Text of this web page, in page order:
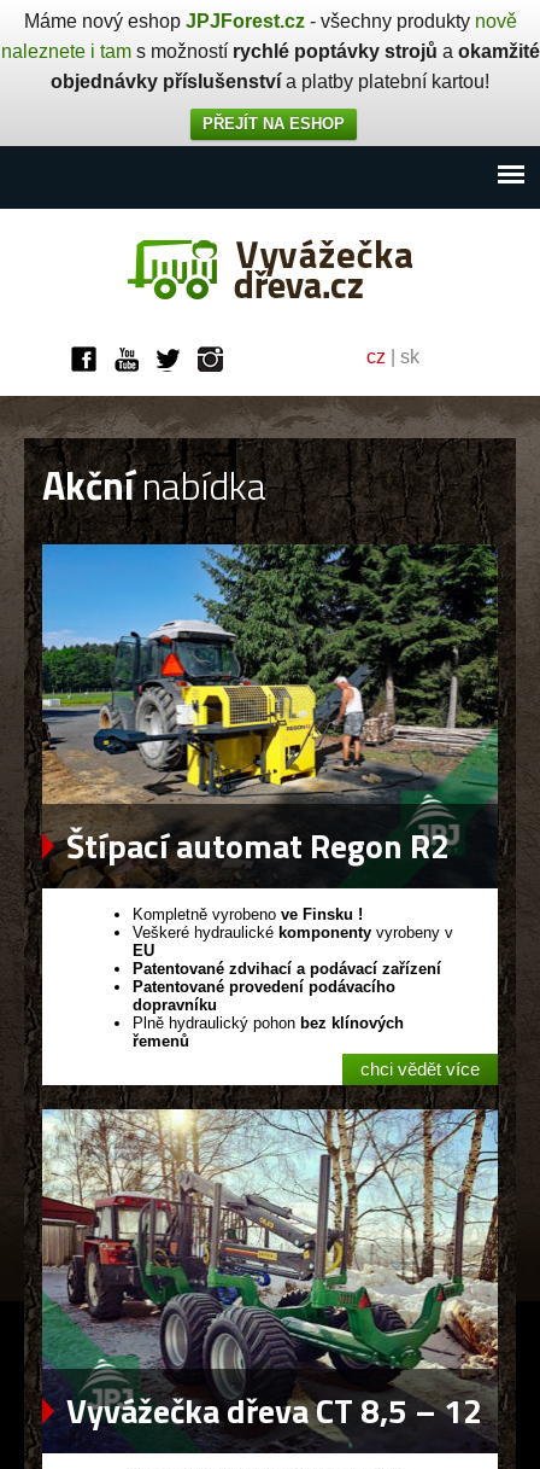
Máme nový eshop JPJForest.cz- všechny produkty nově
naleznete i tams možností rychlé poptávky strojů a okamžité
objednávky příslušenství a platby platební kartou!
PŘEJÍT NA ESHOP
cz sk
Akčnínabídka
Štípací automat Regon R2
Kompletně vyrobeno ve Finsku !
Veškeré hydraulické komponenty vyrobeny v
EU
Patentované zdvihací a podávací zařízení
Patentované provedení podávacího
dopravníku
Plně hydraulický pohon bez klínových
řemenů
chci vědět více
Vyvážečka dřeva CT 8,5 – 12